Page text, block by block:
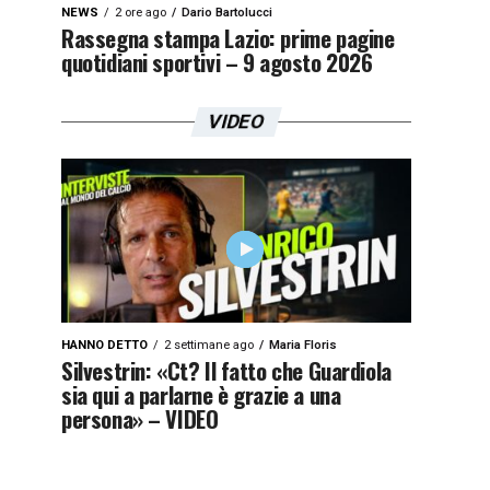
NEWS 2 ore ago Dario Bartolucci
Rassegna stampa Lazio: prime pagine
quotidiani sportivi – 9 agosto 2026
VIDEO
HANNO DETTO 2 settimane ago Maria Floris
Silvestrin: «Ct? Il fatto che Guardiola
sia qui a parlarne è grazie a una
persona» – VIDEO